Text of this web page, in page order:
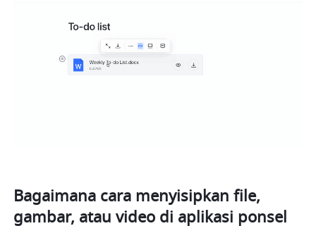
Bagaimana cara menyisipkan file,
gambar, atau video di aplikasi ponsel